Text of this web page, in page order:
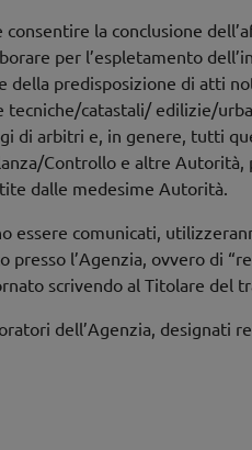
la conclusione
per l’espletamento
predisposizione di atti
catastali/ edilizie/
arbitri e, in genere, tutti
Controllo e altre
dalle medesime Autorità.
comunicati,
l’Agenzia, ovvero di
scrivendo al Titolare del
dell’Agenzia,